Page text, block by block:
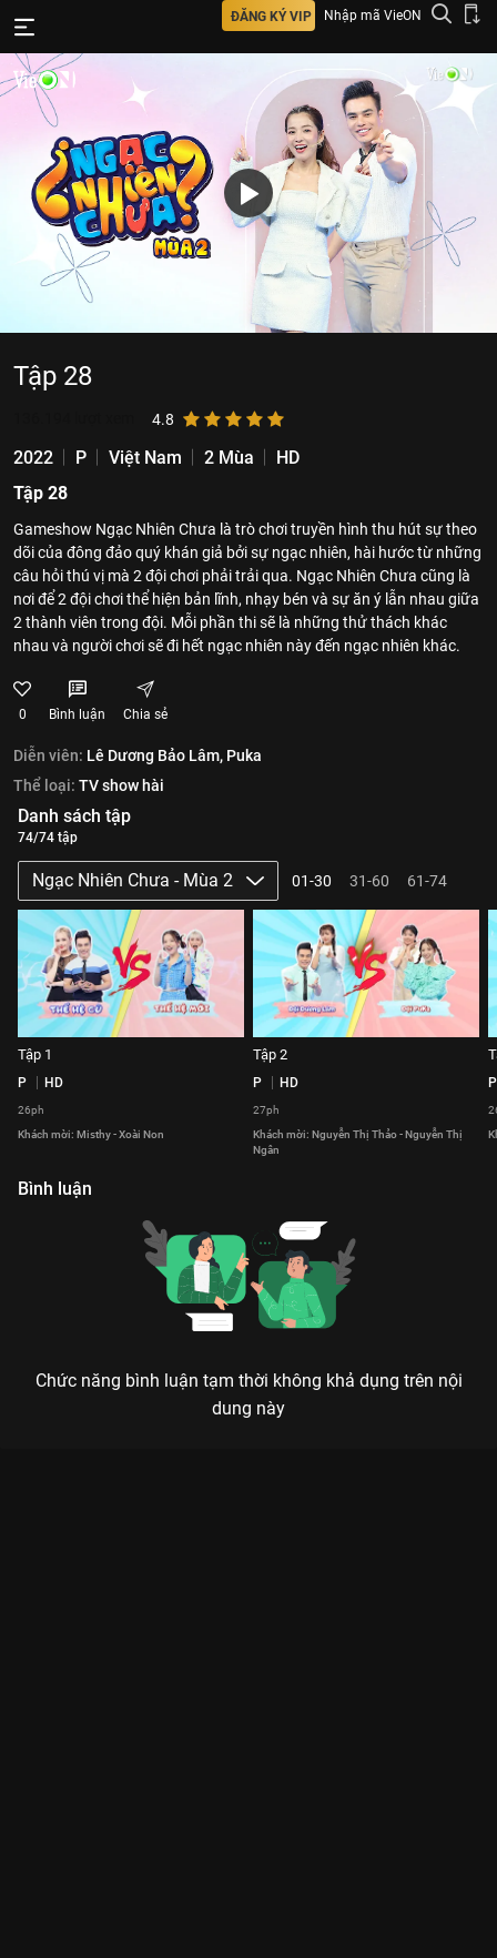
ĐĂNG KÝ VIP Nhập mã VieON
Tập 28
4.8
2022 P Việt Nam 2 Mùa
HD
Tập 28
Gameshow Ngạc Nhiên Chưa là trò chơi truyền hình thu hút sự theo
dõi của đông đảo quý khán giả bởi sự ngạc nhiên, hài hước từ những
câu hỏi thú vị mà 2 đội chơi phải trải qua. Ngạc Nhiên Chưa cũng là
nơi để 2 đội chơi thể hiện bản lĩnh, nhạy bén và sự ăn ý lẫn nhau giữa
2 thành viên trong đội. Mỗi phần thi sẽ là những thử thách khác
nhau và người chơi sẽ đi hết ngạc nhiên này đến ngạc nhiên khác.
0 Bình luận Chia sẻ
Diễn viên: Lê Dương Bảo Lâm, Puka
Thể loại: TV show hài
Danh sách tập
74/74 tập
Ngạc Nhiên Chưa - Mùa 2 01-30 31-60 61-74
Tập 1
P HD
26ph
Khách mời: Misthy - Xoài Non
Tập 2
P HD
27ph
Khách mời: Nguyễn Thị Thảo - Nguyễn Thị
Ngân
P
Bình luận
Chức năng bình luận tạm thời không khả dụng trên nội
dung này